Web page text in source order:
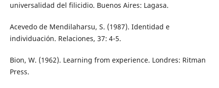
universalidad del filicidio. Buenos Aires: Lagasa.
Acevedo de Mendilaharsu, S. (1987). Identidad e
individuación. Relaciones, 37: 4-5.
Bion, W. (1962). Learning from experience. Londres: Ritman
Press.